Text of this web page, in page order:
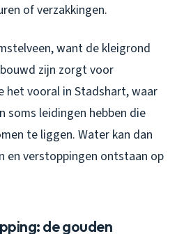
of verzakkingen.
want de kleigrond
zijn zorgt voor
het vooral in Stadshart, waar
soms leidingen hebben die
te liggen. Water kan dan
en verstoppingen ontstaan op
de gouden